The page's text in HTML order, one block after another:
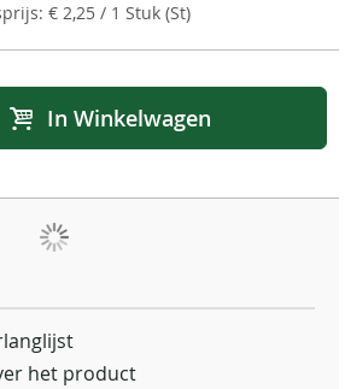
€ 2,25/ 1 Stuk (St)
In Winkelwagen
het product